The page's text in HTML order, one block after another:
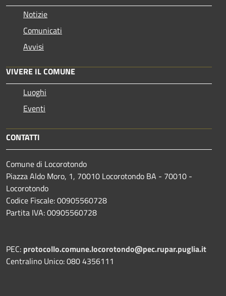
Notizie
Comunicati
Avvisi
VIVERE IL COMUNE
Luoghi
Eventi
CONTATTI
Comune di Locorotondo
Piazza Aldo Moro, 1, 70010 Locorotondo BA - 70010 -
Locorotondo
Codice Fiscale: 00905560728
Partita IVA: 00905560728
PEC: protocollo.comune.locorotondo@pec.rupar.puglia.it
Centralino Unico: 080 4356111